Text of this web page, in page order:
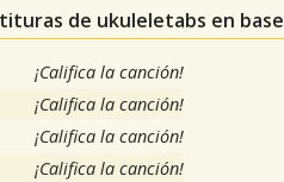
de ukuleletabs en base
¡Califica la canción!
¡Califica la canción!
¡Califica la canción!
¡Califica la canción!